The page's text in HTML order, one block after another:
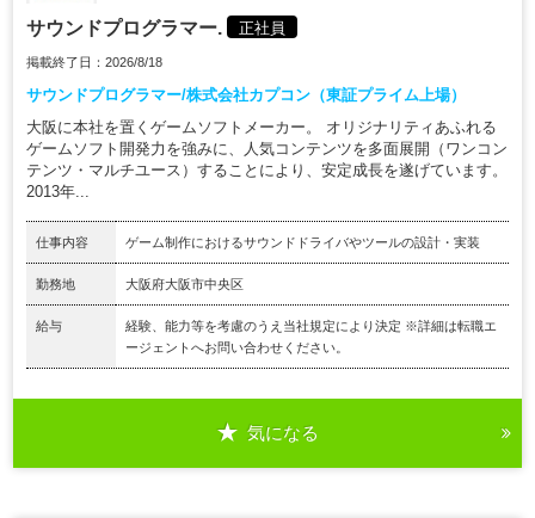
サウンドプログラマー. 正社員
掲載終了日：2026/8/18
サウンドプログラマー/株式会社カプコン（東証プライム上場）
大阪に本社を置くゲームソフトメーカー。 オリジナリティあふれる
ゲームソフト開発力を強みに、人気コンテンツを多面展開（ワンコン
テンツ・マルチユース）することにより、安定成長を遂げています。
2013年...
仕事内容 ゲーム制作におけるサウンドドライバやツールの設計・実装
勤務地 大阪府大阪市中央区
給与
経験、能力等を考慮のうえ当社規定により決定 ※詳細は転職エ
ージェントへお問い合わせください。
気になる